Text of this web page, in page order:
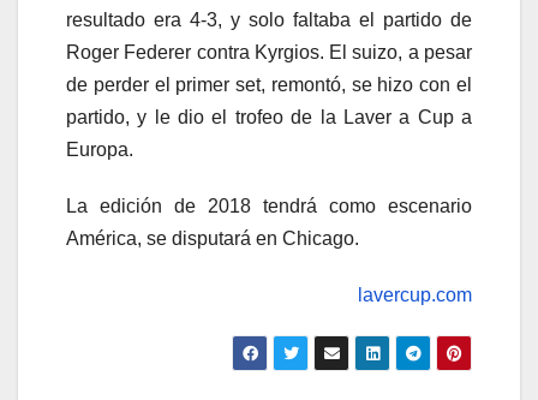
resultado era 4-3, y solo faltaba el partido de
Roger Federer contra Kyrgios. El suizo, a pesar
de perder el primer set, remontó, se hizo con el
partido, y le dio el trofeo de la Laver a Cup a
Europa.
La edición de 2018 tendrá como escenario
América, se disputará en Chicago.
lavercup.com